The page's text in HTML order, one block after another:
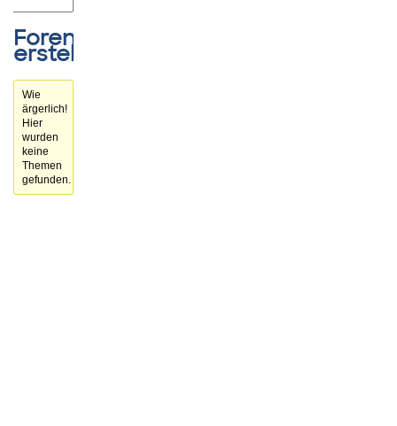
Forenthemen
erstellt
Wie
ärgerlich!
Hier
wurden
keine
Themen
gefunden.